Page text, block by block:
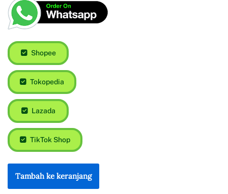
Shopee
Tokopedia
Lazada
TikTok Shop
Tambah ke keranjang